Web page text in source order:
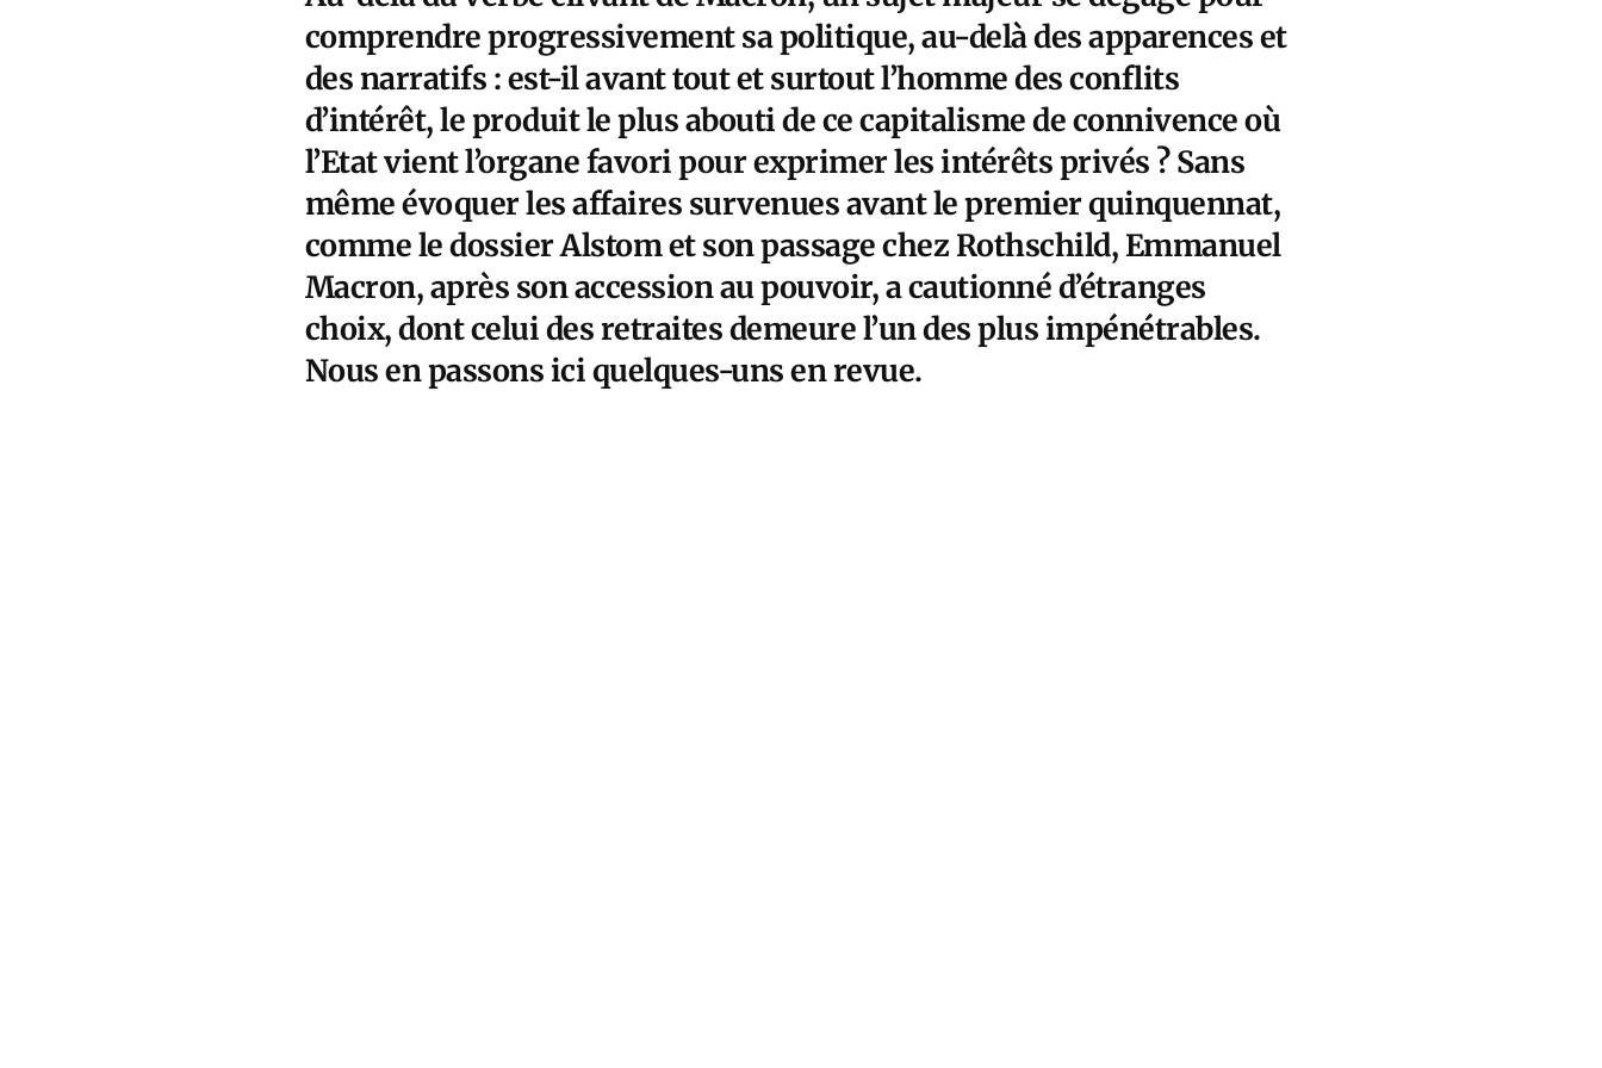
comprendre progressivement sa politique, au-delà des apparences et
des narratifs : est-il avant tout et surtout l’homme des conflits
d’intérêt, le produit le plus abouti de ce capitalisme de connivence où
l’Etat vient l’organe favori pour exprimer les intérêts privés ? Sans
même évoquer les affaires survenues avant le premier quinquennat,
comme le dossier Alstom et son passage chez Rothschild, Emmanuel
Macron, après son accession au pouvoir, a cautionné d’étranges
choix, dont celui des retraites demeure l’un des plus impénétrables.
Nous en passons ici quelques-uns en revue.